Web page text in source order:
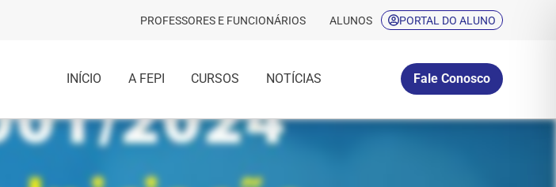
PROFESSORES E FUNCIONÁRIOS ALUNOS PORTAL DO ALUNO
INÍCIO A FEPI CURSOS NOTÍCIAS Fale Conosco